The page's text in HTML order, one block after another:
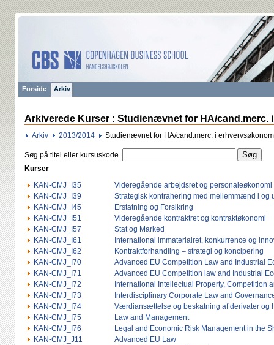
Forside Arkiv
Arkiverede Kurser : Studienævnet for HA/cand.merc.
Arkiv 2013/2014 Studienævnet for HA/cand.merc. i
Søg på titel eller kursuskode.
Kurser
KAN-CMJ_I35
Videregående arbejdsret og personaleøkonomi
KAN-CMJ_I39
Strategisk kontrahering med mellemmænd i og
KAN-CMJ_I45
Erstatning og Forsikring
KAN-CMJ_I51
Videregående kontraktret og kontraktøkonomi
KAN-CMJ_I57
Stat og Marked
KAN-CMJ_I61
International immaterialret, konkurrence og
KAN-CMJ_I62
Kontraktforhandling – strategi og koncipering
KAN-CMJ_I70
Advanced EU Competition Law and Industrial
KAN-CMJ_I71
Advanced EU Competition law and Industrial
KAN-CMJ_I72
International Intellectual Property, Competition
KAN-CMJ_I73
Interdisciplinary Corporate Law and
KAN-CMJ_I74
Værdiansættelse og beskatning af derivater og
KAN-CMJ_I75
Law and Management
KAN-CMJ_I76
Legal and Economic Risk Management in the
KAN-CMJ_J11
Advanced EU Law